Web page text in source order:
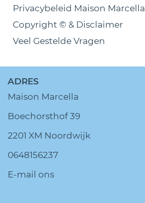
Privacybeleid Maison Marcella
Copyright © & Disclaimer
Veel Gestelde Vragen
ADRES
Maison Marcella
Boechorsthof 39
2201 XM Noordwijk
0648156237
E-mail ons